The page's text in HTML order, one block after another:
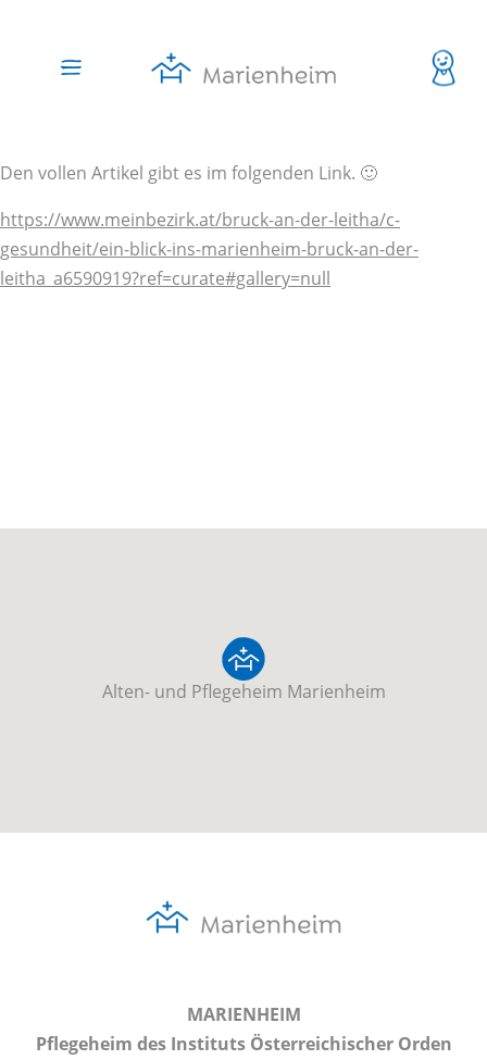
Den vollen Artikel gibt es im folgenden Link. 🙂
https://www.meinbezirk.at/bruck-an-der-leitha/c-
gesundheit/ein-blick-ins-marienheim-bruck-an-der-
leitha_a6590919?ref=curate#gallery=null
Alten- und Pflegeheim Marienheim
MARIENHEIM
Pflegeheim des Instituts Österreichischer Orden